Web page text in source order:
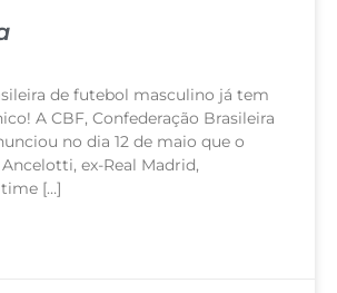
de futebol masculino já tem
A CBF, Confederação Brasileira
no dia 12 de maio que o
ex-Real Madrid,
[…]